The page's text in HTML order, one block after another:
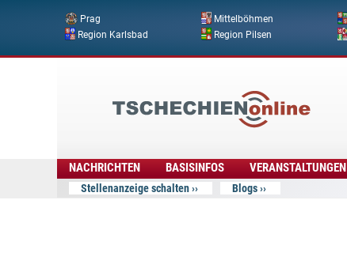
Prag Mittelböhmen
Region Karlsbad
Region Pilsen
Online
NACHRICHTEN BASISINFOS VERANSTALTUNGEN
Stellenanzeige schalten Blogs